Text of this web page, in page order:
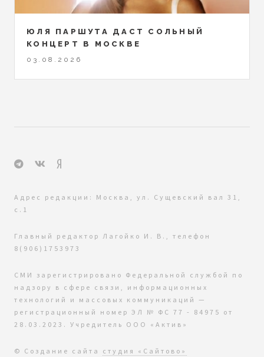
ЮЛЯ ПАРШУТА ДАСТ СОЛЬНЫЙ
КОНЦЕРТ В МОСКВЕ
03.08.2026
Адрес редакции: Москва, ул. Сущевский вал 31,
с.1
Главный редактор Лагойко И. В., телефон
8(906)1753973
СМИ зарегистрировано Федеральной службой по
надзору в сфере связи, информационных
технологий и массовых коммуникаций —
регистрационный номер ЭЛ № ФС 77 - 84975 от
28.03.2023. Учредитель ООО «Актив»
© Создание сайта студия «Сайтово»